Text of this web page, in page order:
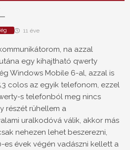
11 éve
na azzal
egy kihajtható qwerty
Windows Mobile 6-al, azzal is
colos az egyik telefonom, ezzel
s telefonból meg nincs
részét rühellem a
uralkodóvá válik, akkor más
nehezen lehet beszerezni,
es évek végén vadászni kellett a